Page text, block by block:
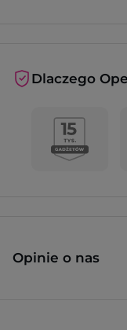
Dlaczego
Opinie o nas